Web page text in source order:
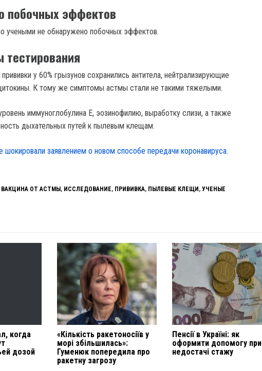
побочных эффектов
учеными не обнаружено побочных эффектов.
тестирования
у 60% грызунов сохранились антитела, нейтрализирующие
К тому же симптомы астмы стали не такими тяжелыми.
иммуноглобулина Е, эозинофилию, выработку слизи, а также
дыхательных путей к пылевым клещам.
шокировали заявлением о новом способе передачи коронавируса.
ВАКЦИНА ОТ АСТМЫ , ИССЛЕДОВАНИЕ, ПРИВИВКА, ПЫЛЕВЫЕ КЛЕЩИ , УЧЕНЫЕ
когда
дозой
«Кількість ракетоносіїв у
морі збільшилась»:
Гуменюк попередила про
ракетну загрозу
Пенсії в Україні: як
оформити допомогу при
недостачі стажу